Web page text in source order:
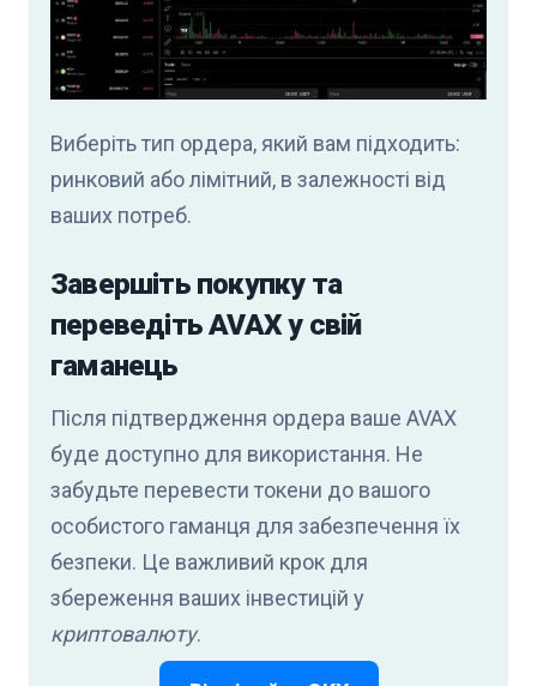
Виберіть тип ордера, який вам підходить:
ринковий або лімітний, в залежності від
ваших потреб.
Завершіть покупку та
переведіть AVAX у свій
гаманець
Після підтвердження ордера ваше AVAX
буде доступно для використання. Не
забудьте перевести токени до вашого
особистого гаманця для забезпечення їх
безпеки. Це важливий крок для
збереження ваших інвестицій у
криптовалюту.